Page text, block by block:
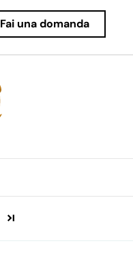
Fai una domanda